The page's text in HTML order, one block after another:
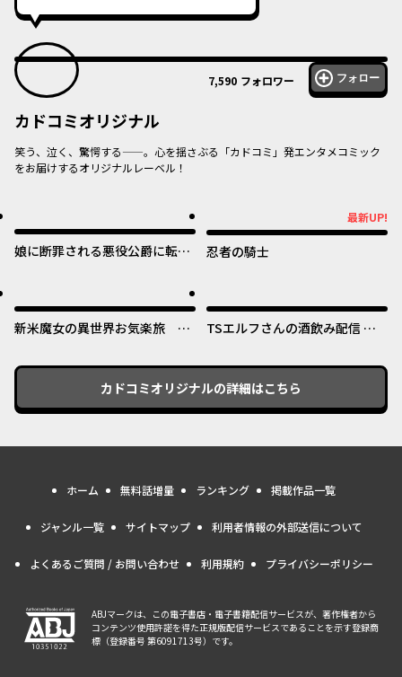
7,590 フォロワー フォロー
カドコミオリジナル
笑う、泣く、驚愕する——。心を揺さぶる「カドコミ」発エンタメコミック
をお届けするオリジナルレーベル！
娘に断罪される悪役公爵に転生
嬢』化する件～
最新UP!
オリジナル
忍者の騎士
新米魔女の異世界お気楽旅 ～
畜は魔女の弟子を名乗り第二の
人生を謳歌する～
TSエルフさんの酒飲み配信 ～
じゃないからな!?～
カドコミオリジナルの詳細はこちら
ホーム 無料話増量 ランキング 掲載作品一覧
ジャンル一覧 サイトマップ 利用者情報の外部送信について
よくあるご質問 / お問い合わせ 利用規約 プライバシーポリシー
ABJマークは、この電子書店・電子書籍配信サービスが、著作権者から
コンテンツ使用許諾を得た正規版配信サービスであることを示す登録商
標（登録番号 第6091713号）です。